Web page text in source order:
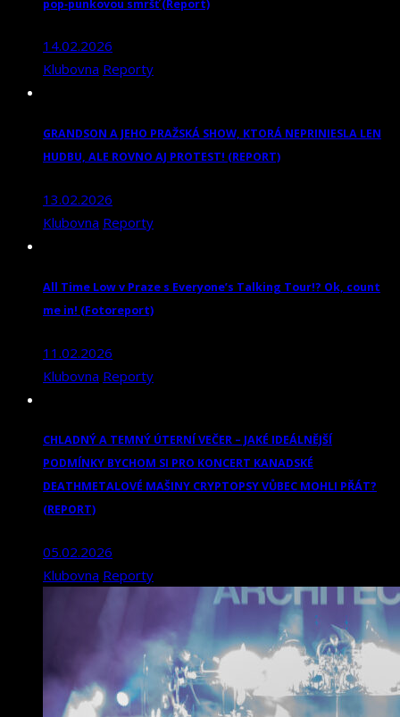
pop‑punkovou smršť (Report)
14.02.2026
Klubovna Reporty
GRANDSON A JEHO PRAŽSKÁ SHOW, KTORÁ NEPRINIESLA LEN
HUDBU, ALE ROVNO AJ PROTEST! (REPORT)
13.02.2026
Klubovna Reporty
All Time Low v Praze s Everyone’s Talking Tour!? Ok, count
me in! (Fotoreport)
11.02.2026
Klubovna Reporty
CHLADNÝ A TEMNÝ ÚTERNÍ VEČER – JAKÉ IDEÁLNĚJŠÍ
PODMÍNKY BYCHOM SI PRO KONCERT KANADSKÉ
DEATHMETALOVÉ MAŠINY CRYPTOPSY VŮBEC MOHLI PŘÁT?
(REPORT)
05.02.2026
Klubovna Reporty